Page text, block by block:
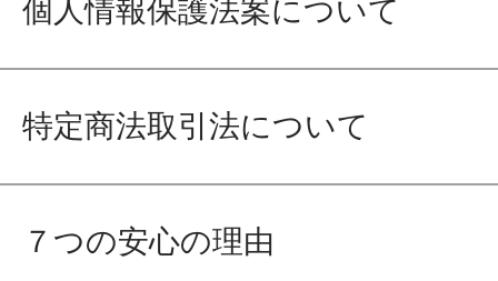
個人情報保護法案について
特定商法取引法について
７つの安心の理由